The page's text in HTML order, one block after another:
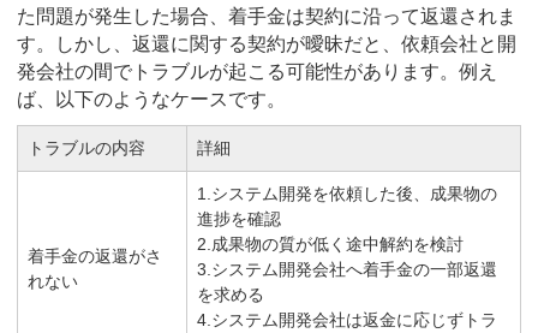
た問題が発生した場合、着手金は契約に沿って返還されま
す。しかし、返還に関する契約が曖昧だと、依頼会社と開
発会社の間でトラブルが起こる可能性があります。例え
ば、以下のようなケースです。
トラブルの内容 詳細
着手金の返還がさ
れない
1.システム開発を依頼した後、成果物の
進捗を確認
2.成果物の質が低く途中解約を検討
3.システム開発会社へ着手金の一部返還
を求める
4.システム開発会社は返金に応じずトラ